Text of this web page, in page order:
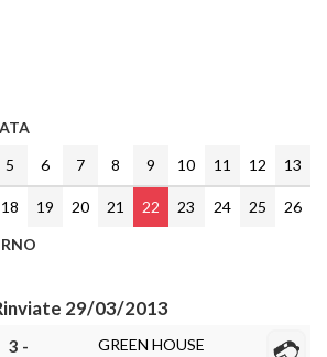
5 6 7 8 9 10 11 12 13
18 19 20 21 22 23 24 25
26
29/03/2013
3 -
GREEN HOUSE